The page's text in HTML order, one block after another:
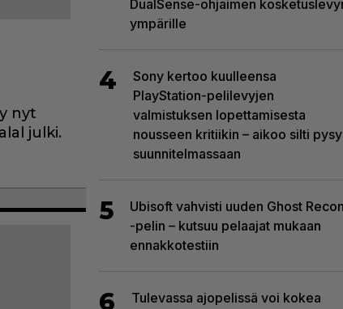
nyt
julki.
DualSense-ohjaimen
ympärille
4
Sony kertoo kuulleensa
PlayStation-pelilevyjen
valmistuksen lopettamisesta
nousseen kritiikin – aikoo silti
suunnitelmassaan
5
Ubisoft vahvisti uuden Ghost Recon
-pelin – kutsuu pelaajat mukaan
ennakkotestiin
6
Tulevassa ajopelissä voi kokea